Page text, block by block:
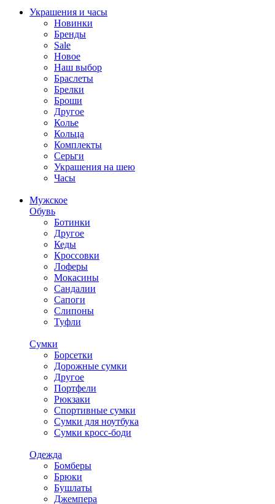
Украшения и часы
Новинки
Бренды
Sale
Новое
Наш выбор
Браслеты
Брелки
Броши
Другое
Колье
Кольца
Комплекты
Серьги
Украшения на шею
Часы
Мужское
Обувь
Ботинки
Другое
Кеды
Кроссовки
Лоферы
Мокасины
Сандалии
Сапоги
Слипоны
Туфли
Сумки
Борсетки
Дорожные сумки
Другое
Портфели
Рюкзаки
Спортивные сумки
Сумки для ноутбука
Сумки кросс-боди
Одежда
Бомберы
Брюки
Бушлаты
Джемпера